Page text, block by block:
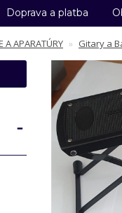
Doprava a platba
A APARATÚRY Gitary a